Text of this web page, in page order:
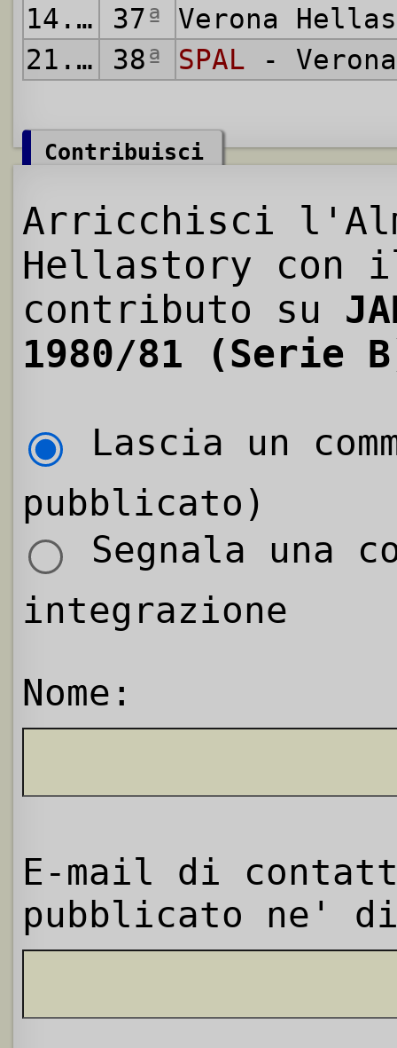
14.06.1981
37ª
Verona
21.06.1981
38ª SPAL -
Contribuisci
Arricchisci
Hellastory con
contributo su
1980/81 (Serie
Lascia un
pubblicato)
Segnala una
integrazione
Nome:
E-mail di
pubblicato ne'